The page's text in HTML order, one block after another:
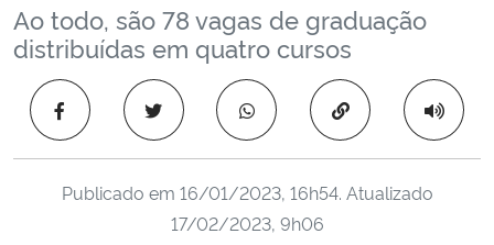
Ministério da Cidadania
Ministério da Saúde
Ministério de Minas e Energia
Ministério da Ciência, Tecnologia, Inovações e Comunicações
Ao todo, são 78 vagas de graduação
distribuídas em quatro cursos
Copiar para área
Publicado em 16/01/2023, 16h54. Atualizado
17/02/2023, 9h06